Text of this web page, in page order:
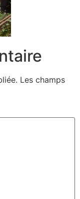
Les champs